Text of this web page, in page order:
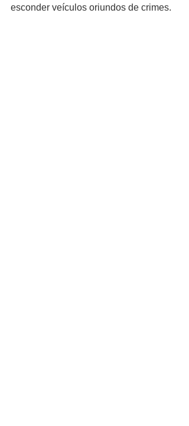
esconder veículos oriundos de crimes.